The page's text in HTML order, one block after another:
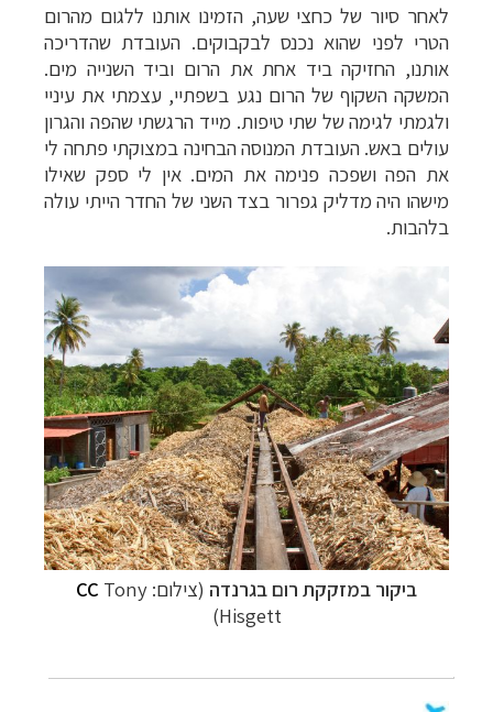
לאחר סיור של כחצי שעה, הזמינו אותנו ללגום מהרום
הטרי לפני שהוא נכנס לבקבוקים. העובדת שהדריכה
אותנו, החזיקה ביד אחת את הרום וביד השנייה מים.
המשקה השקוף של הרום נגע בשפתיי, עצמתי את עיניי
ולגמתי לגימה של שתי טיפות. מייד הרגשתי שהפה והגרון
עולים באש. העובדת המנוסה הבחינה במצוקתי פתחה לי
את הפה ושפכה פנימה את המים. אין לי ספק שאילו
מישהו היה מדליק גפרור בצד השני של החדר הייתי עולה
בלהבות.
ביקור במזקקת רום בגרנדה (צילום: CC Tony
Hisgett)